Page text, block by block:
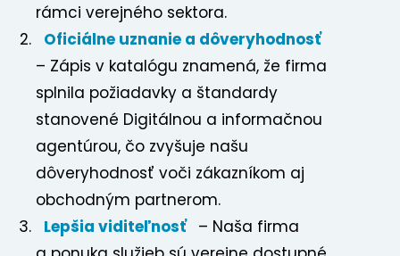
rámci verejného sektora.
Oficiálne uznanie a dôveryhodnosť
– Zápis v katalógu znamená, že firma
splnila požiadavky a štandardy
stanovené Digitálnou a informačnou
agentúrou, čo zvyšuje našu
dôveryhodnosť voči zákazníkom aj
obchodným partnerom.
Lepšia viditeľnosť
– Naša firma
Predchádzajúci